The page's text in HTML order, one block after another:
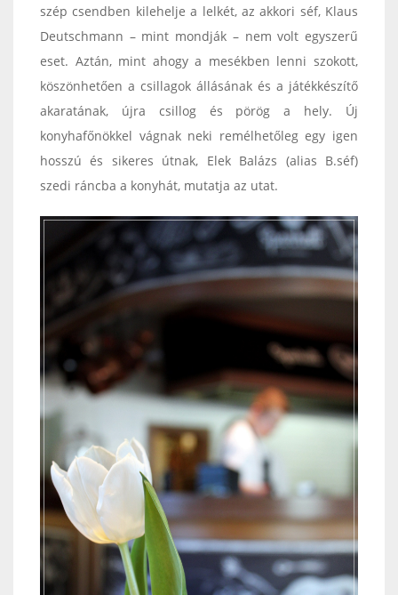
szép csendben kilehelje a lelkét, az akkori séf, Klaus
Deutschmann – mint mondják – nem volt egyszerű
eset. Aztán, mint ahogy a mesékben lenni szokott,
köszönhetően a csillagok állásának és a játékkészítő
akaratának, újra csillog és pörög a hely. Új
konyhafőnökkel vágnak neki remélhetőleg egy igen
hosszú és sikeres útnak, Elek Balázs (alias B.séf)
szedi ráncba a konyhát, mutatja az utat.